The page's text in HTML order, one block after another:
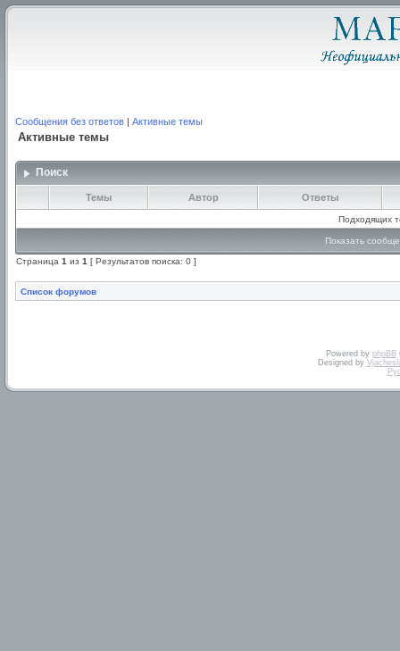
Сообщения без ответов | Активные темы
Активные темы
Поиск
Темы Автор Ответы
Подходящих
Показать
Страница 1 из 1 [ Результатов поиска: 0 ]
Список форумов
Powered by phpBB
Designed by